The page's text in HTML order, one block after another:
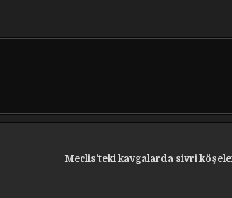
Meclis’teki kavgalarda sivri